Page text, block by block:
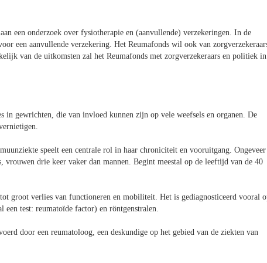
een onderzoek over fysiotherapie en (aanvullende) verzekeringen. In de
een aanvullende verzekering. Het Reumafonds wil ook van
van de uitkomsten zal het Reumafonds met zorgverzekeraars en politiek in
in gewrichten, die van invloed kunnen zijn op vele weefsels en organen. De
speelt een centrale rol in haar chroniciteit en vooruitgang. Ongeveer
drie keer vaker dan mannen. Begint meestal op de leeftijd van de 40
groot verlies van functioneren en mobiliteit. Het is gediagnosticeerd vooral
test: reumatoïde factor) en röntgenstralen.
door een reumatoloog, een deskundige op het gebied van de ziekten van